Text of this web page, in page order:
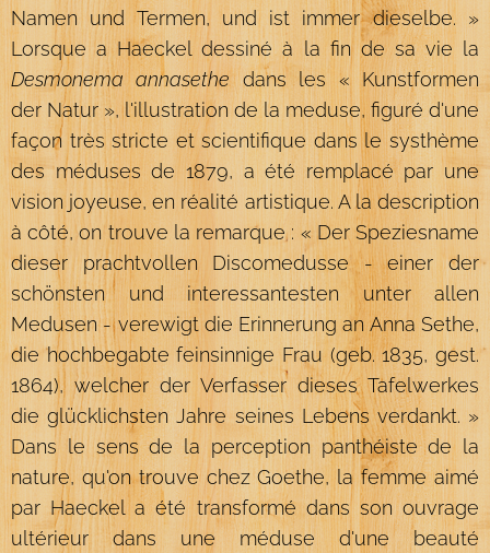
Namen und Termen, und ist immer dieselbe. »
Lorsque a Haeckel dessiné à la fin de sa vie la
Desmonema annasethedans les « Kunstformen
der Natur », l'illustration de la meduse, figuré d'une
façon très stricte et scientifique dans le systhème
des méduses de 1879, a été remplacé par une
vision joyeuse, en réalité artistique. A la description
à côté, on trouve la remarque : « Der Speziesname
dieser prachtvollen Discomedusse - einer der
schönsten und interessantesten unter allen
Medusen - verewigt die Erinnerung an Anna Sethe,
die hochbegabte feinsinnige Frau (geb. 1835, gest.
1864), welcher der Verfasser dieses Tafelwerkes
die glücklichsten Jahre seines Lebens verdankt. »
Dans le sens de la perception panthéiste de la
nature, qu'on trouve chez Goethe, la femme aimé
par Haeckel a été transformé dans son ouvrage
ultérieur dans une méduse d'une beauté